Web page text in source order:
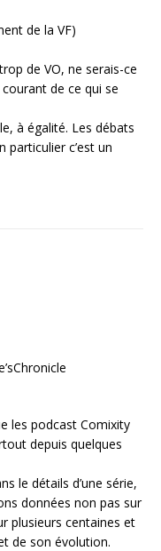
de la VF)
de VO, ne serais-ce
de ce qui se
à égalité. Les débats
c’est un
les podcast Comixity
depuis quelques
le détails d’une série,
données non pas sur
plusieurs centaines et
de son évolution.